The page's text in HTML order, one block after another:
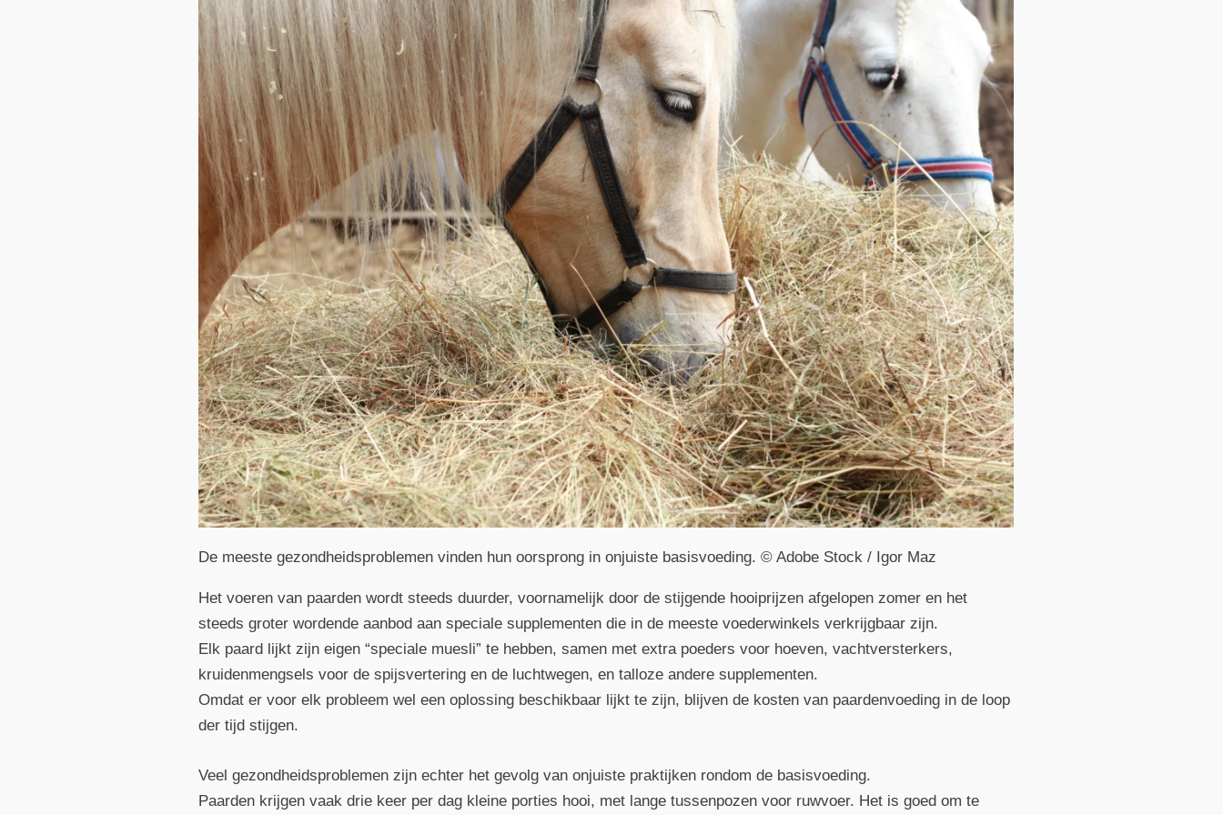
De meeste gezondheidsproblemen vinden hun oorsprong in onjuiste basisvoeding. © Adobe Stock / Igor Maz
Het voeren van paarden wordt steeds duurder, voornamelijk door de stijgende hooiprijzen afgelopen zomer en het
steeds groter wordende aanbod aan speciale supplementen die in de meeste voederwinkels verkrijgbaar zijn.
Elk paard lijkt zijn eigen “speciale muesli” te hebben, samen met extra poeders voor hoeven, vachtversterkers,
kruidenmengsels voor de spijsvertering en de luchtwegen, en talloze andere supplementen.
Omdat er voor elk probleem wel een oplossing beschikbaar lijkt te zijn, blijven de kosten van paardenvoeding in de loop
der tijd stijgen.
Veel gezondheidsproblemen zijn echter het gevolg van onjuiste praktijken rondom de basisvoeding.
Paarden krijgen vaak drie keer per dag kleine porties hooi, met lange tussenpozen voor ruwvoer. Het is goed om te